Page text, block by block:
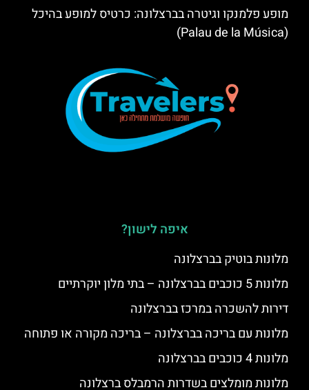
מופע פלמנקו וגיטרה בברצלונה: כרטיס למופע בהיכל
(Palau de la Música)
איפה לישון?
מלונות בוטיק בברצלונה
מלונות 5 כוכבים בברצלונה – בתי מלון יוקרתיים
דירות להשכרה במרכז בברצלונה
מלונות עם בריכה בברצלונה – בריכה מקורה או פתוחה
מלונות 4 כוכבים בברצלונה
מלונות מומלצים בשדרות הרמבלס ברצלונה